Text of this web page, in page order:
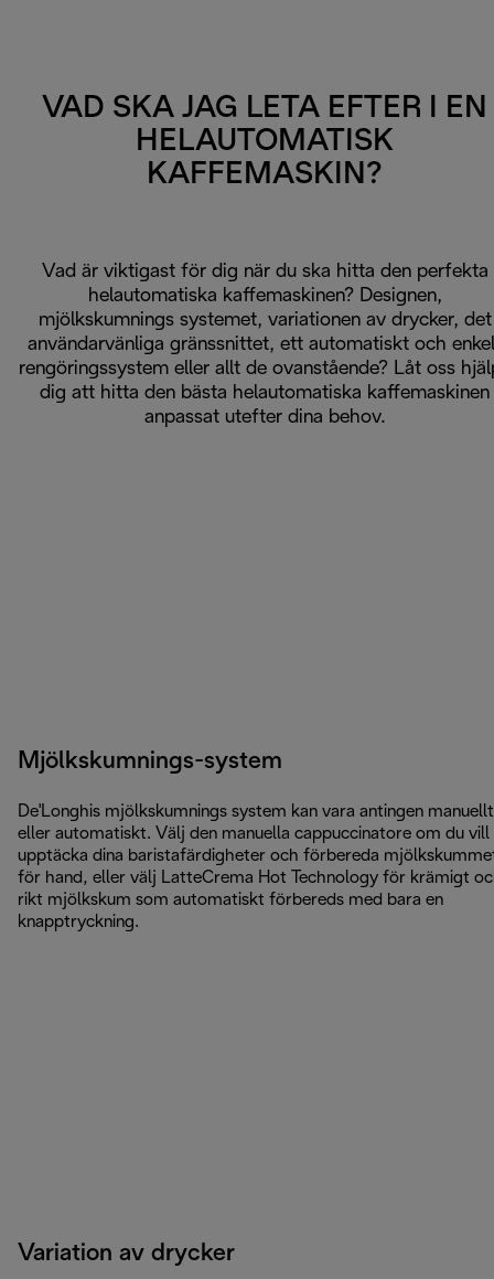
VAD SKA JAG LETA EFTER I EN
HELAUTOMATISK
KAFFEMASKIN?
Vad är viktigast för dig när du ska hitta den perfekta
helautomatiska kaffemaskinen? Designen,
mjölkskumnings systemet, variationen av drycker, det
användarvänliga gränssnittet, ett automatiskt och
rengöringssystem eller allt de ovanstående? Låt oss
dig att hitta den bästa helautomatiska kaffemaskinen
anpassat utefter dina behov.
Mjölkskumnings-system
De'Longhis mjölkskumnings system kan vara antingen manuellt
eller automatiskt. Välj den manuella cappuccinatore om du vill
upptäcka dina baristafärdigheter och förbereda
för hand, eller välj LatteCrema Hot Technology för krämigt
rikt mjölkskum som automatiskt förbereds med bara en
knapptryckning.
Variation av drycker